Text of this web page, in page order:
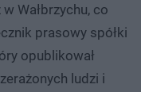
Wałbrzychu, co
prasowy spółki
opublikował
ludzi i